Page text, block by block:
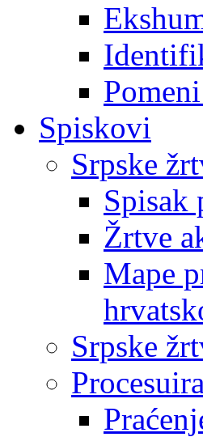
Spiskovi
Srpske
Spisak
Žrtve
Mape
Srpske